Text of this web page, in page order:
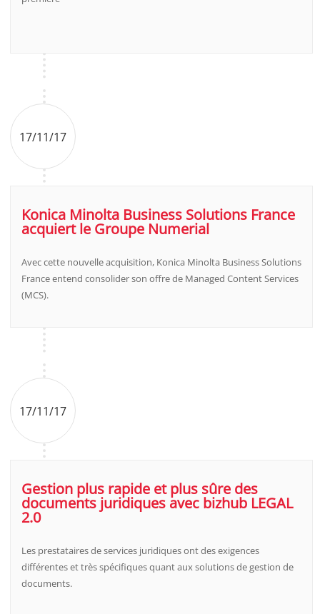
17/11/17
Konica Minolta Business Solutions France
acquiert le Groupe Numerial
Avec cette nouvelle acquisition, Konica Minolta Business Solutions
France entend consolider son offre de Managed Content Services
(MCS).
17/11/17
Gestion plus rapide et plus sûre des
documents juridiques avec bizhub LEGAL
2.0
Les prestataires de services juridiques ont des exigences
différentes et très spécifiques quant aux solutions de gestion de
documents.